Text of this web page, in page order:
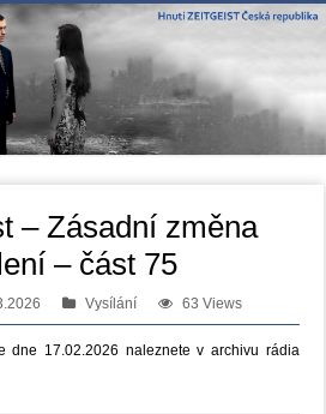
– Zásadní změna
– část 75
Vysílání 63 Views
dne 17.02.2026 naleznete v archivu rádia